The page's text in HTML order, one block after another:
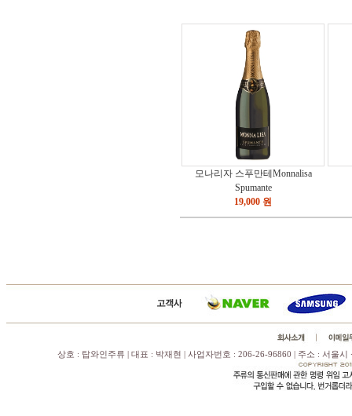
모나리자 스푸만테Monnalisa
Spumante
19,000 원
상호 : 탑와인주류 | 대표 : 박재현 | 사업자번호 : 206-26-96860 | 주소 : 서울